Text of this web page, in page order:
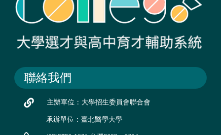
聯絡我們
主辦單位：大學招生委員會聯合會
承辦單位：臺北醫學大學